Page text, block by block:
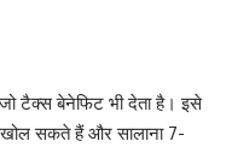
टैक्स बेनेफिट भी देता है। इसे
सकते हैं और सालाना 7-